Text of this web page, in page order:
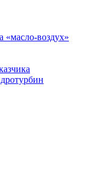
«масло-воздух»